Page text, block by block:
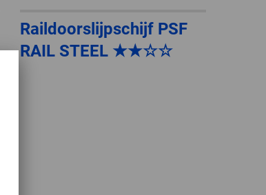
Raildoorslijpschijf PSF
RAIL STEEL ★★☆☆